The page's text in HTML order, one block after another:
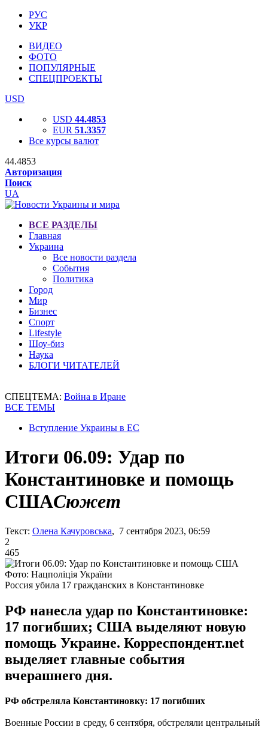
РУС
УКР
ВИДЕО
ФОТО
ПОПУЛЯРНЫЕ
СПЕЦПРОЕКТЫ
USD
USD 44.4853
EUR 51.3357
Все курсы валют
44.4853
Авторизация
Поиск
UA
ВСЕ РАЗДЕЛЫ
Главная
Украина
Все новости раздела
События
Политика
Город
Мир
Бизнес
Спорт
Lifestyle
Шоу-биз
Наука
БЛОГИ ЧИТАТЕЛЕЙ
СПЕЦТЕМА: Война в Иране
ВСЕ ТЕМЫ
Вступление Украины в ЕС
Итоги 06.09: Удар по
Константиновке и помощь
СШАСюжет
Текст: Олена Качуровська, 7 сентября 2023, 06:59
2
465
Фото: Нацполіція України
Россия убила 17 гражданских в Константиновке
РФ нанесла удар по Константиновке:
17 погибших; США выделяют новую
помощь Украине. Корреспондент.net
выделяет главные события
вчерашнего дня.
РФ обстреляла Константиновку: 17 погибших
Военные России в среду, 6 сентября, обстреляли центральный